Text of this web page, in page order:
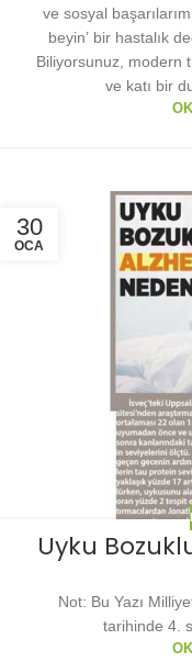
ve sosyal
beyin’ bir hastalık
Biliyorsunuz, modern
ve katı bir
30
OCA
Uyku
Not: Bu Yazı
tarihinde 4.